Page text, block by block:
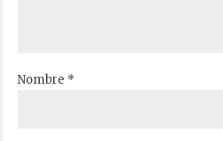
Nombre *